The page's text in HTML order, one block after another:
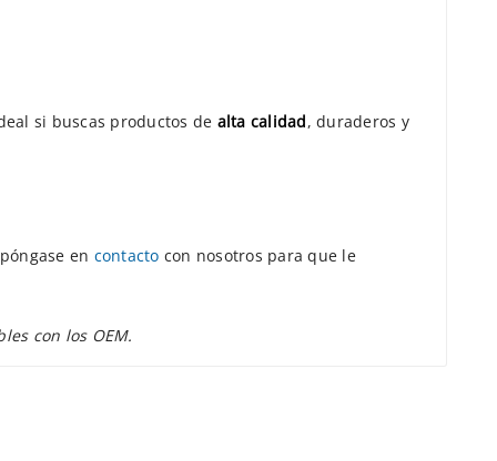
si buscas productos de alta calidad, duraderos y
en contacto con nosotros para que le
con los OEM.